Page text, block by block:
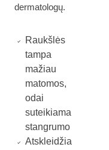
dermatologų.
Raukšlės
tampa
mažiau
matomos,
odai
suteikiama
stangrumo
Atskleidžia